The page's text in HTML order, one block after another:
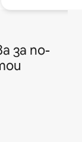
за по-